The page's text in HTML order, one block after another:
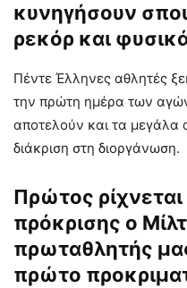
κυνηγήσουν
ρεκόρ και
Πέντε Έλληνες αθλητές
την πρώτη ημέρα των
αποτελούν και τα μεγάλα
διάκριση στη διοργάνωση.
Πρώτος
πρόκρισης ο
πρωταθλητής
πρώτο